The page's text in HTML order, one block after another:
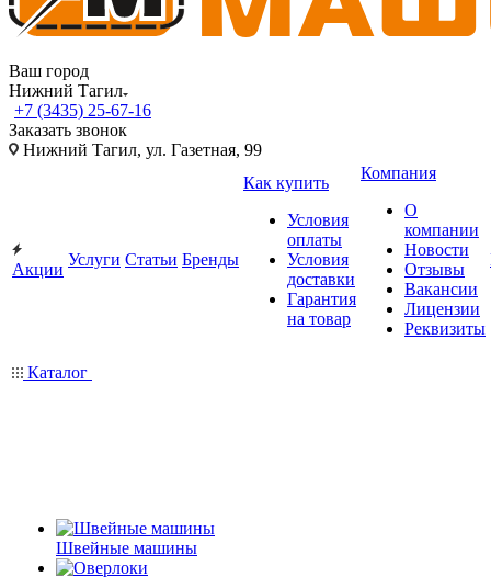
Ваш город
Нижний Тагил
+7 (3435) 25-67-16
Заказать звонок
Нижний Тагил, ул. Газетная, 99
Акции
Услуги Статьи Бренды
Как купить
Условия
оплаты
Условия
доставки
Гарантия
на товар
Компания
О
компании
Новости
Отзывы
Вакансии
Лицензии
Реквизиты
Каталог
Швейные машины